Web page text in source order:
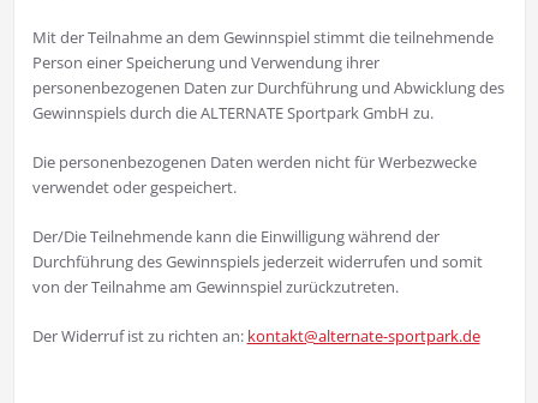
Mit der Teilnahme an dem Gewinnspiel stimmt die teilnehmende
Person einer Speicherung und Verwendung ihrer
personenbezogenen Daten zur Durchführung und Abwicklung des
Gewinnspiels durch die ALTERNATE Sportpark GmbH zu.
Die personenbezogenen Daten werden nicht für Werbezwecke
verwendet oder gespeichert.
Der/Die Teilnehmende kann die Einwilligung während der
Durchführung des Gewinnspiels jederzeit widerrufen und somit
von der Teilnahme am Gewinnspiel zurückzutreten.
Der Widerruf ist zu richten an: kontakt@alternate-sportpark.de